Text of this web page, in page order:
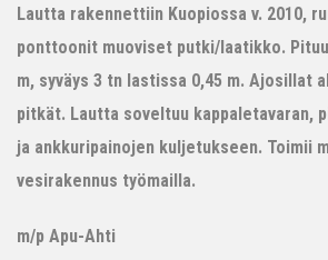
Lautta rakennettiin Kuopiossa v. 2010,
ponttoonit muoviset putki/laatikko.
m, syväys 3 tn lastissa 0,45 m. Ajosillat
pitkät. Lautta soveltuu kappaletavaran,
ja ankkuripainojen kuljetukseen. Toimii
vesirakennus työmailla.
m/p Apu-Ahti